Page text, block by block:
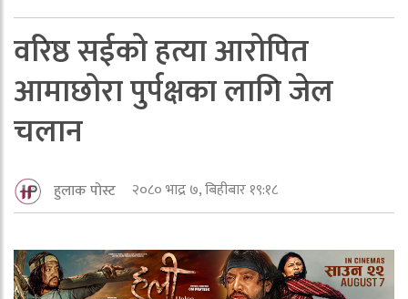
वरिष्ठ सईको हत्या आरोपित
आमाछोरा पुर्पक्षका लागि जेल
चलान
हुलाक पोस्ट २०८० भाद्र ७, बिहीबार १९:१८